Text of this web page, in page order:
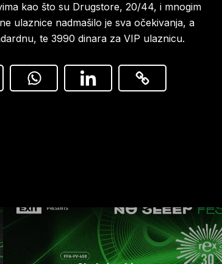
kao što su Drugstore, 20/44, i mnogim
ulaznice nadmašilo je sva očekivanja, a
te 3990 dinara za VIP ulaznicu.